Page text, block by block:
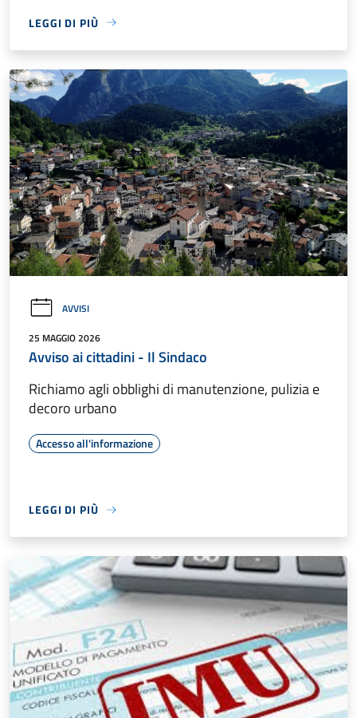
LEGGI DI PIÙ
AVVISI
25 MAGGIO 2026
Avviso ai cittadini - Il Sindaco
Richiamo agli obblighi di manutenzione, pulizia e
decoro urbano
Accesso all'informazione
LEGGI DI PIÙ